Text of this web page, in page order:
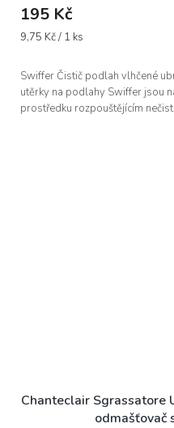
195 Kč
Měrná
9,75 Kč / 1 ks
Swiffer Čistič podlah vlhčené
utěrky na podlahy Swiffer jsou
prostředku rozpouštějícím
Chanteclair Sgrassatore
odmašťovač